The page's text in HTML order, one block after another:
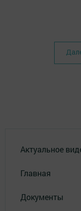
Актуальное
Главная
Документы